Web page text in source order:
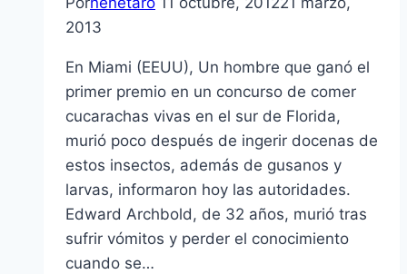
2013
En Miami (EEUU), Un hombre que ganó el
primer premio en un concurso de comer
cucarachas vivas en el sur de Florida,
murió poco después de ingerir docenas de
estos insectos, además de gusanos y
larvas, informaron hoy las autoridades.
Edward Archbold, de 32 años, murió tras
sufrir vómitos y perder el conocimiento
cuando se…